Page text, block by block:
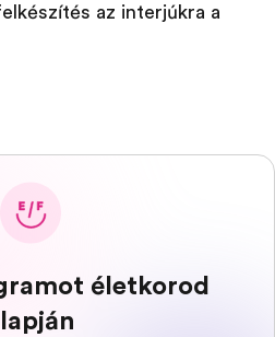
az interjúkra a
életkorod